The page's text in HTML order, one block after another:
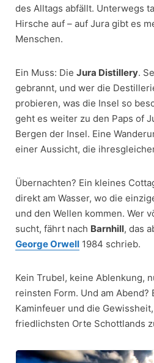
des Alltags abfällt. Unterwegs
Hirsche auf – auf Jura gibt es
Menschen.
Ein Muss: Die Jura Distillery.
gebrannt, und wer die
probieren, was die Insel so
geht es weiter zu den Paps of
Bergen der Insel. Eine
einer Aussicht, die
Übernachten? Ein kleines
direkt am Wasser, wo die
und den Wellen kommen. Wer
sucht, fährt nach Barnhill, das
George Orwell 1984 schrieb.
Kein Trubel, keine Ablenkung,
reinsten Form. Und am Abend?
Kaminfeuer und die
friedlichsten Orte Schottlands